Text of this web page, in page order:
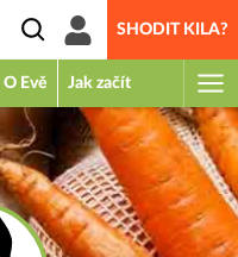
SHODIT KILA?
O Evě Jak začít